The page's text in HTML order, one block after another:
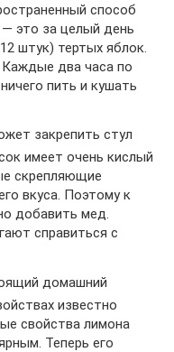
способ
это за целый день
штук) тертых яблок.
Каждые два часа по
пить и кушать
закрепить стул
имеет очень кислый
скрепляющие
вкуса. Поэтому к
добавить мед.
справиться с
домашний
известно
свойства лимона
Теперь его